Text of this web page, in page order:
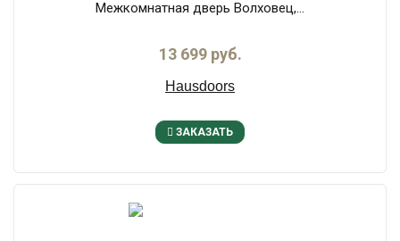
Межкомнатная дверь Волховец,...
13 699 руб.
Hausdoors
ЗАКАЗАТЬ